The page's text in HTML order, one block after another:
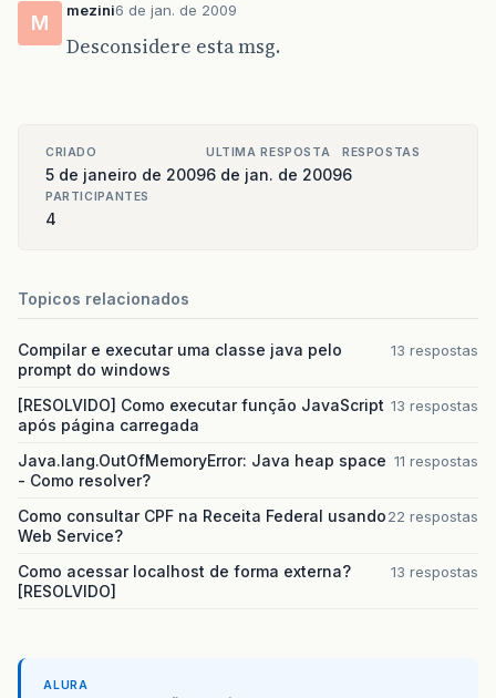
M
mezini6 de jan. de 2009
Desconsidere esta msg.
CRIADO
5 de janeiro de 2009
ULTIMA RESPOSTA
6 de jan. de 2009
RESPOSTAS
6
PARTICIPANTES
4
Topicos relacionados
Compilar e executar uma classe java pelo
prompt do windows
13 respostas
[RESOLVIDO] Como executar função JavaScript
após página carregada
13 respostas
Java.lang.OutOfMemoryError: Java heap space
- Como resolver?
11 respostas
Como consultar CPF na Receita Federal usando
Web Service?
22 respostas
Como acessar localhost de forma externa?
[RESOLVIDO]
13 respostas
ALURA